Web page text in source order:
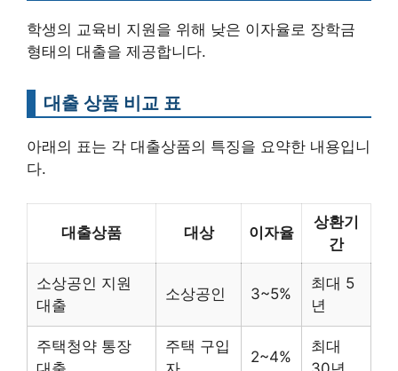
학생의 교육비 지원을 위해 낮은 이자율로 장학금
형태의 대출을 제공합니다.
대출 상품 비교 표
아래의 표는 각 대출상품의 특징을 요약한 내용입니
다.
대출상품 대상 이자율
상환기
간
소상공인 지원
대출
소상공인 3~5%
최대 5
년
주택청약 통장
주택 구입
2~4%
최대